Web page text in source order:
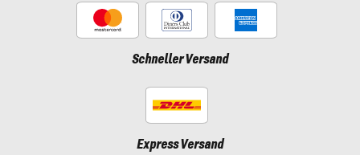
Schneller Versand
Express Versand